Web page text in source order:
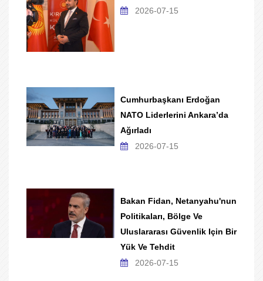
2026-07-15
Cumhurbaşkanı Erdoğan
NATO Liderlerini Ankara’da
Ağırladı
2026-07-15
Bakan Fidan, Netanyahu'nun
Politikaları, Bölge Ve
Uluslararası Güvenlik Için Bir
Yük Ve Tehdit
2026-07-15